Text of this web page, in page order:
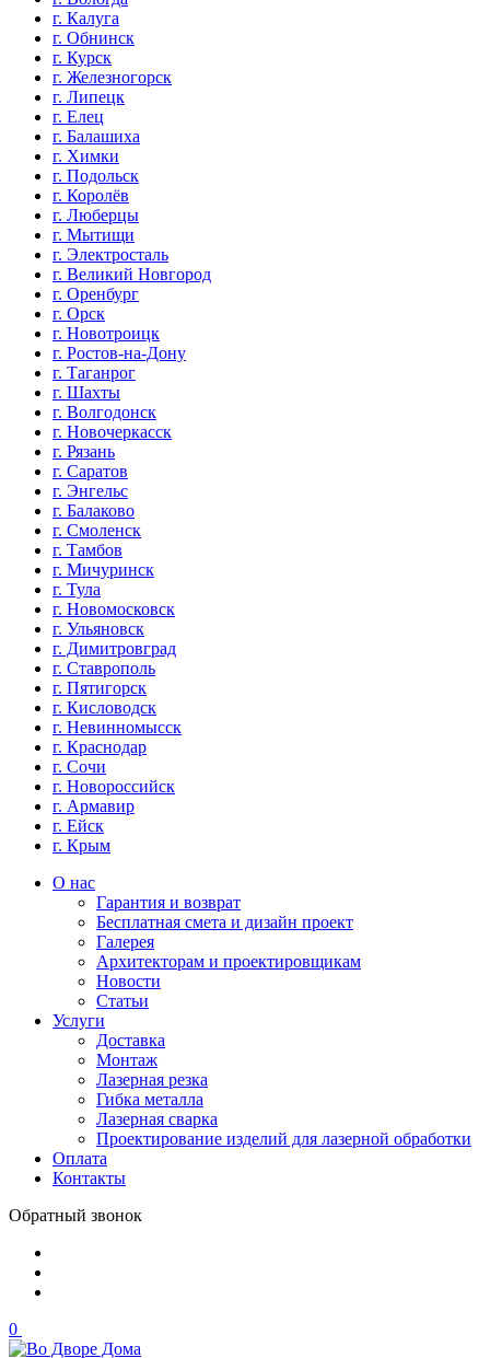
г. Калуга
г. Обнинск
г. Курск
г. Железногорск
г. Липецк
г. Елец
г. Балашиха
г. Химки
г. Подольск
г. Королёв
г. Люберцы
г. Мытищи
г. Электросталь
г. Великий Новгород
г. Оренбург
г. Орск
г. Новотроицк
г. Ростов-на-Дону
г. Таганрог
г. Шахты
г. Волгодонск
г. Новочеркасск
г. Рязань
г. Саратов
г. Энгельс
г. Балаково
г. Смоленск
г. Тамбов
г. Мичуринск
г. Тула
г. Новомосковск
г. Ульяновск
г. Димитровград
г. Ставрополь
г. Пятигорск
г. Кисловодск
г. Невинномысск
г. Краснодар
г. Сочи
г. Новороссийск
г. Армавир
г. Ейск
г. Крым
О нас
Гарантия и возврат
Бесплатная смета и дизайн проект
Галерея
Архитекторам и проектировщикам
Новости
Статьи
Услуги
Доставка
Монтаж
Лазерная резка
Гибка металла
Лазерная сварка
Проектирование изделий для лазерной обработки
Оплата
Контакты
Обратный звонок
0